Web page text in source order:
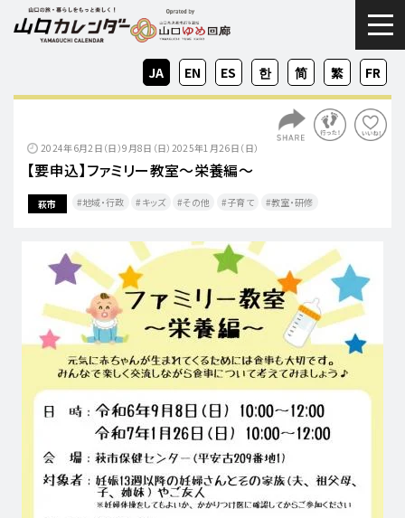
ZH-
CN
ZH-
TW
EN FR
JA KO
ES
2024年6月2日（日）9月8日（日）2025年1月26日（日）
【要申込】ファミリー教室～栄養編～
萩市 地域・行政 キッズ その他 子育て 教室・研修